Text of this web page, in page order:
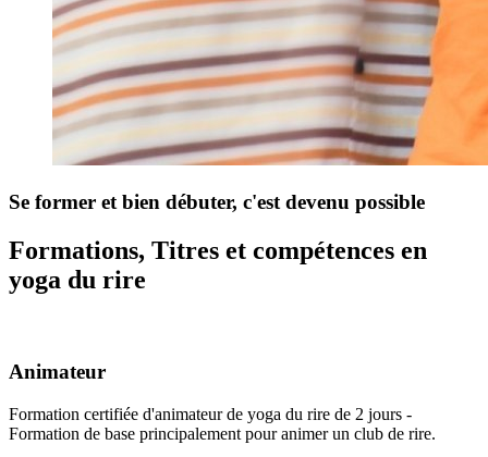
Se former et bien débuter, c'est devenu possible
Formations, Titres et compétences en
yoga du rire
Animateur
Formation certifiée d'animateur de yoga du rire de 2 jours -
Formation de base principalement pour animer un club de rire.